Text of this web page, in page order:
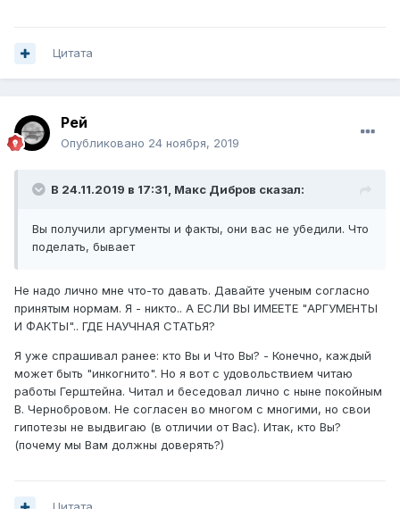
Цитата
Рей
Опубликовано 24 ноября, 2019
В 24.11.2019 в 17:31, Макс Дибров сказал:
Вы получили аргументы и факты, они вас не убедили. Что
поделать, бывает
Не надо лично мне что-то давать. Давайте ученым согласно
принятым нормам. Я - никто.. А ЕСЛИ ВЫ ИМЕЕТЕ "АРГУМЕНТЫ
И ФАКТЫ".. ГДЕ НАУЧНАЯ СТАТЬЯ?
Я уже спрашивал ранее: кто Вы и Что Вы? - Конечно, каждый
может быть "инкогнито". Но я вот с удовольствием читаю
работы Герштейна. Читал и беседовал лично с ныне покойным
В. Чернобровом. Не согласен во многом с многими, но свои
гипотезы не выдвигаю (в отличии от Вас). Итак, кто Вы?
(почему мы Вам должны доверять?)